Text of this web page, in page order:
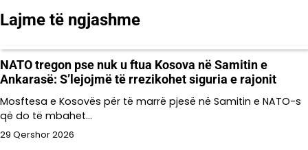
Lajme të ngjashme
NATO tregon pse nuk u ftua Kosova në Samitin e
Ankarasë: S’lejojmë të rrezikohet siguria e rajonit
Mosftesa e Kosovës për të marrë pjesë në Samitin e NATO-s
që do të mbahet…
29 Qershor 2026